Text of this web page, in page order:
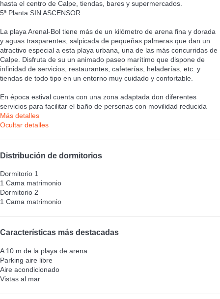
hasta el centro de Calpe, tiendas, bares y supermercados.
5ª Planta SIN ASCENSOR.
La playa Arenal-Bol tiene más de un kilómetro de arena fina y dorada
y aguas trasparentes, salpicada de pequeñas palmeras que dan un
atractivo especial a esta playa urbana, una de las más concurridas de
Calpe. Disfruta de su un animado paseo marítimo que dispone de
infinidad de servicios, restaurantes, cafeterías, heladerías, etc. y
tiendas de todo tipo en un entorno muy cuidado y confortable.
En época estival cuenta con una zona adaptada don diferentes
servicios para facilitar el baño de personas con movilidad reducida
Más detalles
Ocultar detalles
Distribución de dormitorios
Dormitorio 1
1 Cama matrimonio
Dormitorio 2
1 Cama matrimonio
Características más destacadas
A 10 m de la playa de arena
Parking aire libre
Aire acondicionado
Vistas al mar